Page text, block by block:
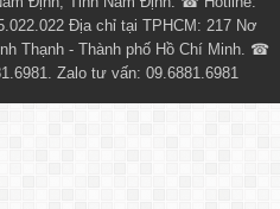
Địa chỉ tại TPHCM: 217 Nơ
Thạnh - Thành phố Hồ Chí Minh. ☎
Zalo tư vấn: 09.6881.6981